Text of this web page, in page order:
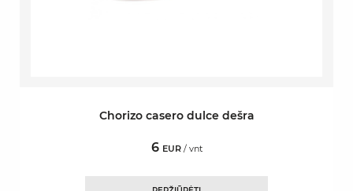
Chorizo casero dulce dešra
6 EUR/ vnt